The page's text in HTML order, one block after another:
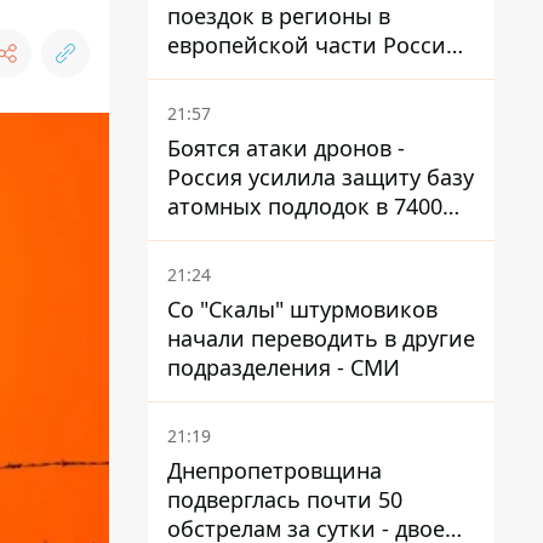
поездок в регионы в
европейской части России,
куда регулярно долетают
дроны
21:57
Боятся атаки дронов -
Россия усилила защиту базу
атомных подлодок в 7400
км от Украины
21:24
Со "Скалы" штурмовиков
начали переводить в другие
подразделения - СМИ
21:19
Днепропетровщина
подверглась почти 50
обстрелам за сутки - двое